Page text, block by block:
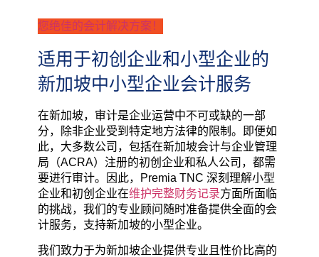
您绝佳的会计解决方案！
适用于初创企业和小型企业的
新加坡中小型企业会计服务
在新加坡，审计是企业运营中不可或缺的一部
分，除非企业受到特定地方法律的限制。即便如
此，大多数公司，包括在新加坡会计与企业管理
局（ACRA）注册的初创企业和私人公司，都需
要进行审计。因此，Premia TNC 深刻理解小型
企业和初创企业在维护完整财务记录方面所面临
的挑战，我们的专业顾问随时准备提供全面的会
计服务，支持新加坡的小型企业。
我们致力于为新加坡企业提供专业且性价比高的